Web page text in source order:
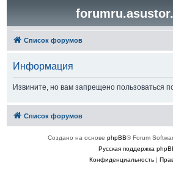
Список форумов
Информация
Извините, но вам запрещено пользоваться
Список форумов
Создано на основе phpBB® Forum
Русская поддержка
Конфиденциальность|